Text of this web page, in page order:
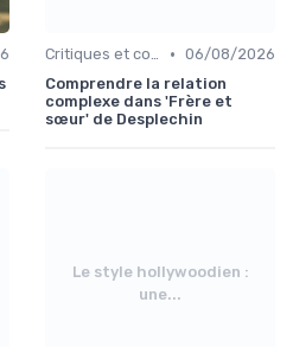
Critiques et coups de cœur • 06/08/2026
Comprendre la relation
complexe dans 'Frère et
sœur' de Desplechin
Le style hollywoodien :
une...